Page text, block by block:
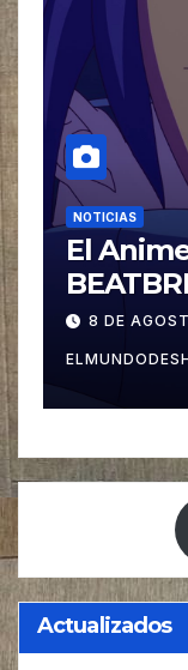
NOTICIAS
El
Student
Holes!
8 DE
Actualizados